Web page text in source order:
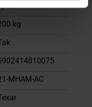
kg
MHAM-AC